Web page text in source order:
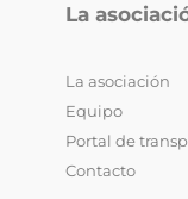
La
La asociación
Equipo
Portal de
Contacto